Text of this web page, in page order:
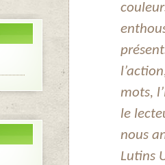
mots,
le
nous
Lutins